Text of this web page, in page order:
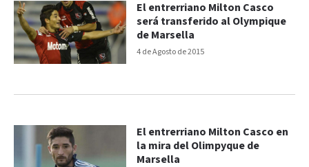
4 de Agosto de 2015
El entrerriano Milton Casco
será transferido al Olympique
de Marsella
El entrerriano Milton Casco en
la mira del Olimpyque de
Marsella